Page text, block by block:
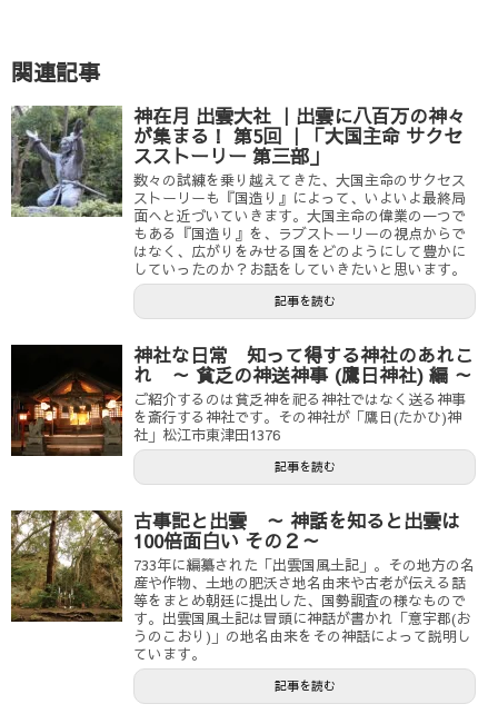
a
m
s
t
h
a
n
n
e
l
関連記事
神在月 出雲大社 ｜出雲に八百万の神々
が集まる！ 第5回 ｜「大国主命 サクセ
スストーリー 第三部」
数々の試練を乗り越えてきた、大国主命のサクセス
ストーリーも『国造り』によって、いよいよ最終局
面へと近づいていきます。大国主命の偉業の一つで
もある『国造り』を、ラブストーリーの視点からで
はなく、広がりをみせる国をどのようにして豊かに
していったのか？お話をしていきたいと思います。
記事を読む
神社な日常 知って得する神社のあれこ
れ ～ 貧乏の神送神事 (鷹日神社) 編 ～
ご紹介するのは貧乏神を祀る神社ではなく送る神事
を斎行する神社です。その神社が「鷹日(たかひ)神
社」松江市東津田1376
記事を読む
古事記と出雲 ～ 神話を知ると出雲は
100倍面白い その２～
733年に編纂された「出雲国風土記」。その地方の名
産や作物、土地の肥沃さ地名由来や古老が伝える話
等をまとめ朝廷に提出した、国勢調査の様なもので
す。出雲国風土記は冒頭に神話が書かれ「意宇郡(お
うのこおり)」の地名由来をその神話によって説明し
ています。
記事を読む